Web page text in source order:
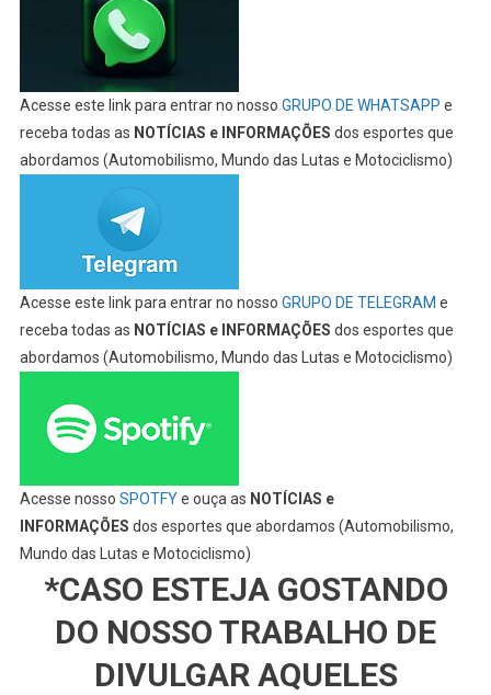
Acesse este link para entrar no nosso GRUPO DE WHATSAPP e
receba todas as NOTÍCIAS e INFORMAÇÕES dos esportes que
abordamos (Automobilismo, Mundo das Lutas e Motociclismo)
Acesse este link para entrar no nosso GRUPO DE TELEGRAM e
receba todas as NOTÍCIAS e INFORMAÇÕES dos esportes que
abordamos (Automobilismo, Mundo das Lutas e Motociclismo)
Acesse nosso SPOTFYe ouça as NOTÍCIAS e
INFORMAÇÕES dos esportes que abordamos (Automobilismo,
Mundo das Lutas e Motociclismo)
*CASO ESTEJA GOSTANDO
DO NOSSO TRABALHO DE
DIVULGAR AQUELES